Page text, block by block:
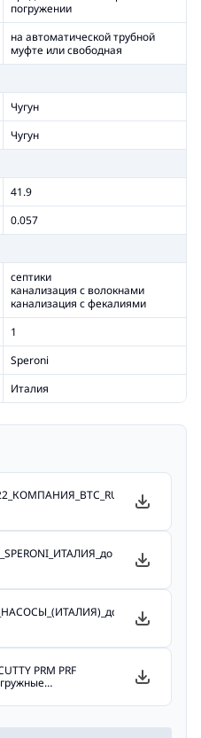
погружении
на автоматической трубной
муфте или свободная
Чугун
Чугун
41.9
0.057
септики
канализация с волокнами
канализация с фекалиями
1
Speroni
Италия
PRM PRF